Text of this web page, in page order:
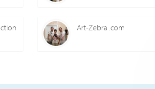
Art-Zebra .com